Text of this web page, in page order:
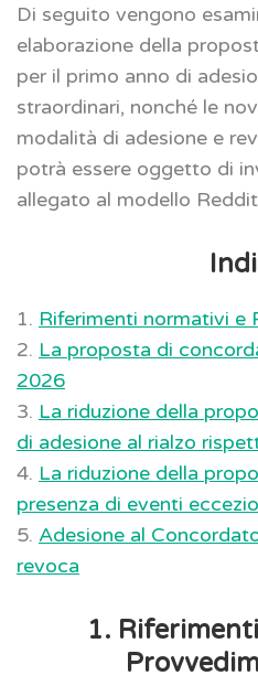
Di seguito vengono
elaborazione della
per il primo anno di
straordinari, nonché le
modalità di adesione e
potrà essere oggetto di
allegato al modello
1. Riferimenti normativi e
2. La proposta di
2026
3. La riduzione della
di adesione al rialzo
4. La riduzione della
presenza di eventi
5. Adesione al
revoca
1.